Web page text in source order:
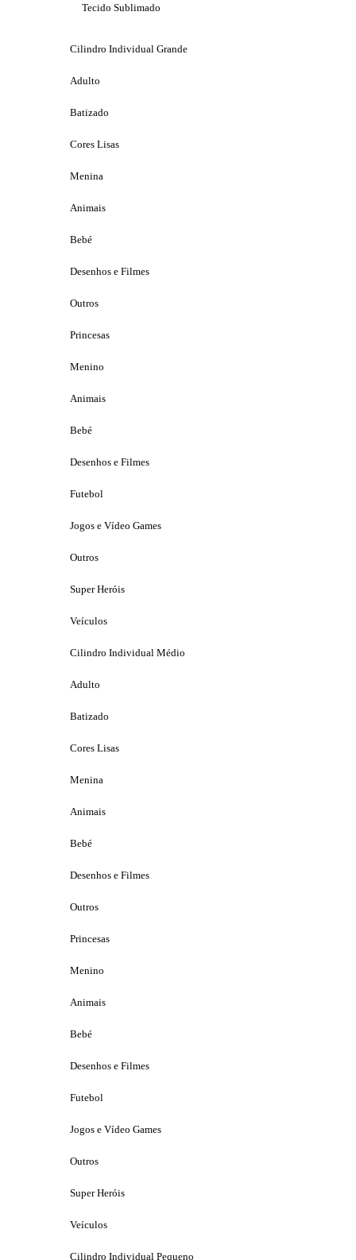
Tecido Sublimado
Cilindro Individual Grande
Adulto
Batizado
Cores Lisas
Menina
Animais
Bebé
Desenhos e Filmes
Outros
Princesas
Menino
Animais
Bebé
Desenhos e Filmes
Futebol
Jogos e Vídeo Games
Outros
Super Heróis
Veículos
Cilindro Individual Médio
Adulto
Batizado
Cores Lisas
Menina
Animais
Bebé
Desenhos e Filmes
Outros
Princesas
Menino
Animais
Bebé
Desenhos e Filmes
Futebol
Jogos e Vídeo Games
Outros
Super Heróis
Veículos
Cilindro Individual Pequeno